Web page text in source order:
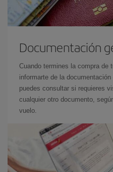
Documentación
Cuando termines la compra de
informarte de la
puedes consultar si requieres
cualquier otro documento,
vuelo.